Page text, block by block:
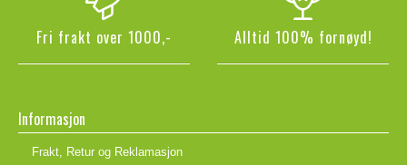
Fri frakt over 1000,- Alltid 100% fornøyd!
Informasjon
Frakt, Retur og Reklamasjon